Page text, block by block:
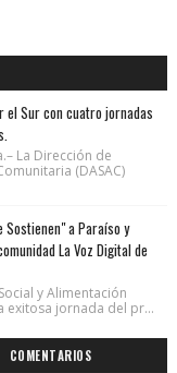
el Sur con cuatro jornadas
La Dirección de
(DASAC)
Sostienen" a Paraíso y
La Voz Digital de
y Alimentación
exitosa jornada del pr...
COMENTARIOS